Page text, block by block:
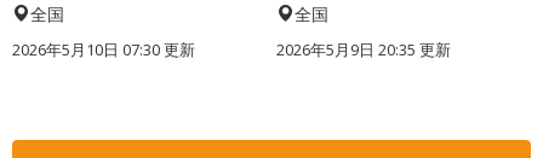
全国
2026年5月10日 07:30 更新
全国
2026年5月9日 20:35 更新